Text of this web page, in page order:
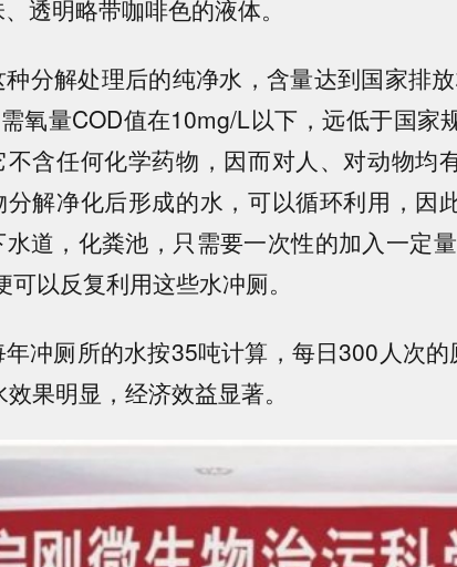
透明略带咖啡色的液体。
分解处理后的纯净水，含量达到国家排
氧量COD值在10mg/L以下，远低于国家
不含任何化学药物，因而对人、对动物均
分解净化后形成的水，可以循环利用，因
道，化粪池，只需要一次性的加入一定
可以反复利用这些水冲厕。
冲厕所的水按35吨计算，每日300人次
果明显，经济效益显著。